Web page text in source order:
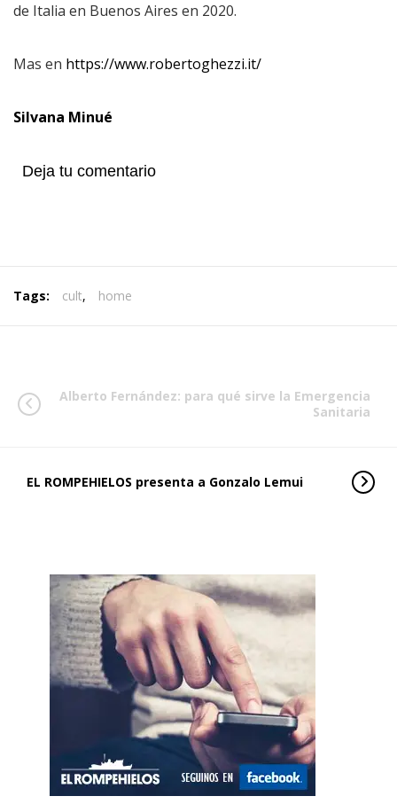
de Italia en Buenos Aires en 2020.
Mas en https://www.robertoghezzi.it/
Silvana Minué
Deja tu comentario
Tags: cult, home
Alberto Fernández: para qué sirve la Emergencia
Sanitaria
EL ROMPEHIELOS presenta a Gonzalo Lemui